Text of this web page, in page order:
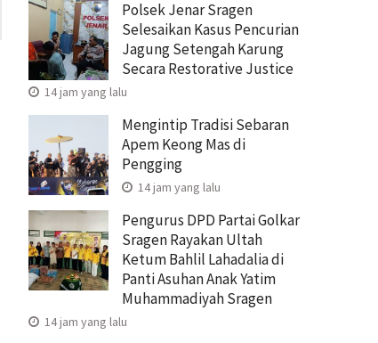
Polsek Jenar Sragen
Selesaikan Kasus Pencurian
Jagung Setengah Karung
Secara Restorative Justice
14 jam yang lalu
Mengintip Tradisi Sebaran
Apem Keong Mas di
Pengging
14 jam yang lalu
Pengurus DPD Partai Golkar
Sragen Rayakan Ultah
Ketum Bahlil Lahadalia di
Panti Asuhan Anak Yatim
Muhammadiyah Sragen
14 jam yang lalu